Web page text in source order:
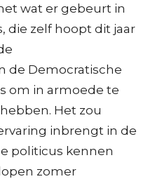
wat er gebeurt in
die zelf hoopt dit jaar
de Democratische
om in armoede te
Het zou
inbrengt in de
politicus kennen
zomer